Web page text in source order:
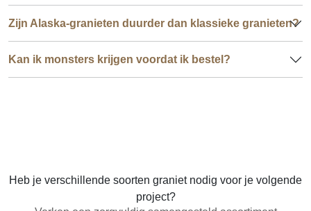
Zijn Alaska-granieten duurder dan klassieke granieten?
Kan ik monsters krijgen voordat ik bestel?
Heb je verschillende soorten graniet nodig voor je volgende
project?